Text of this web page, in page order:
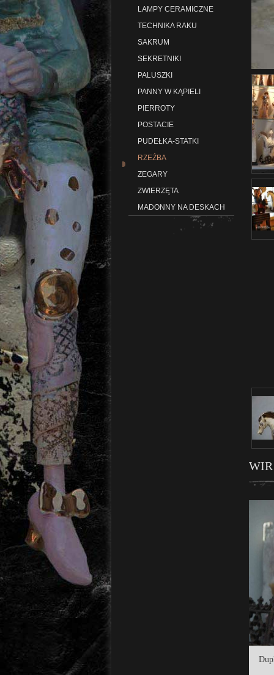
LAMPY CERAMICZNE
TECHNIKA RAKU
SAKRUM
SEKRETNIKI
PALUSZKI
PANNY W KĄPIELI
PIERROTY
POSTACIE
PUDEŁKA-STATKI
RZEŹBA
ZEGARY
ZWIERZĘTA
MADONNY NA DESKACH